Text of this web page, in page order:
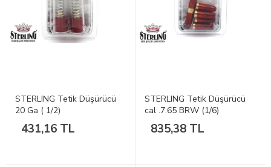
STERLING Tetik Düşürücü
20 Ga ( 1/2)
431,16 TL
STERLING Tetik Düşürücü
cal .7.65 BRW (1/6)
835,38 TL